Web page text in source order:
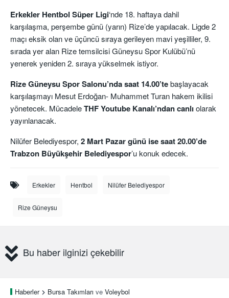
Erkekler Hentbol Süper Ligi‘nde 18. haftaya dahil
karşılaşma, perşembe günü (yarın) Rize’de yapılacak. Ligde 2
maçı eksik olan ve üçüncü sıraya gerileyen mavi yeşilliler, 9.
sırada yer alan Rize temsilcisi Güneysu Spor Kulübü’nü
yenerek yeniden 2. sıraya yükselmek istiyor.
Rize Güneysu Spor Salonu’nda saat 14.00’tebaşlayacak
karşılaşmayı Mesut Erdoğan- Muhammet Turan hakem ikilisi
yönetecek. MücadeleTHF Youtube Kanalı’ndan canlı olarak
yayınlanacak.
Nilüfer Belediyespor, 2 Mart Pazar günü ise saat 20.00’de
Trabzon Büyükşehir Belediyespor’u konuk edecek.
Erkekler Hentbol Nilüfer Belediyespor
Rize Güneysu
Bu haber ilginizi çekebilir
Haberler Bursa Takımları ve Voleybol